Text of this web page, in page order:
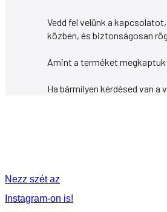
Vedd fel velünk a
közben, és biztonságosan
Amint a terméket
Ha bármilyen kérdésed van
Nezz szét az
Instagram-on is!